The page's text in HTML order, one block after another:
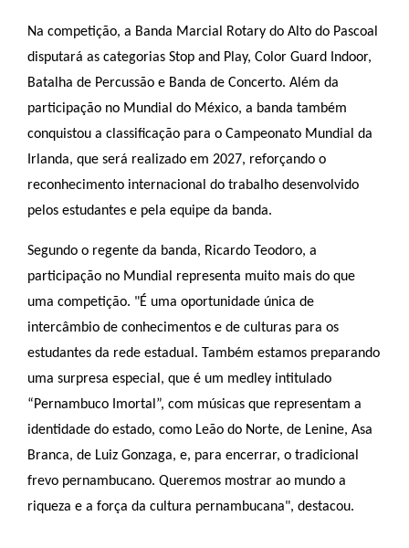
Na competição, a Banda Marcial Rotary do Alto do Pascoal
disputará as categorias Stop and Play, Color Guard Indoor,
Batalha de Percussão e Banda de Concerto. Além da
participação no Mundial do México, a banda também
conquistou a classificação para o Campeonato Mundial da
Irlanda, que será realizado em 2027, reforçando o
reconhecimento internacional do trabalho desenvolvido
pelos estudantes e pela equipe da banda.
Segundo o regente da banda, Ricardo Teodoro, a
participação no Mundial representa muito mais do que
uma competição. "É uma oportunidade única de
intercâmbio de conhecimentos e de culturas para os
estudantes da rede estadual. Também estamos preparando
uma surpresa especial, que é um medley intitulado
“Pernambuco Imortal”, com músicas que representam a
identidade do estado, como Leão do Norte, de Lenine, Asa
Branca, de Luiz Gonzaga, e, para encerrar, o tradicional
frevo pernambucano. Queremos mostrar ao mundo a
riqueza e a força da cultura pernambucana", destacou.